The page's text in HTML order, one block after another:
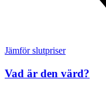
Jämför slutpriser
Vad är den värd?